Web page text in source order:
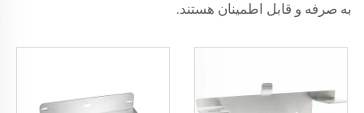
به صرفه و قابل اطمینان هستند.